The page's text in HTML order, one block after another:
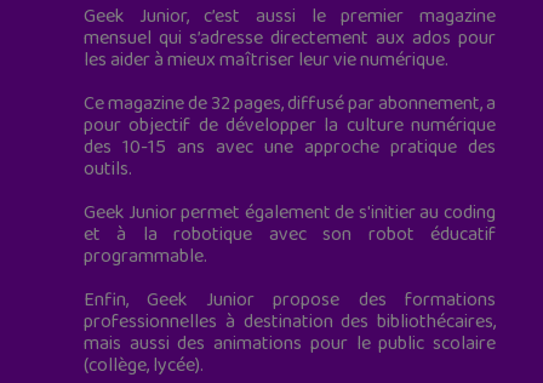
Geek Junior, c’est aussi le premier magazine
mensuel qui s’adresse directement aux ados pour
les aider à mieux maîtriser leur vie numérique.
Ce magazine de 32 pages, diffusé par abonnement, a
pour objectif de développer la culture numérique
des 10-15 ans avec une approche pratique des
outils.
Geek Junior permet également de s'initier au coding
et à la robotique avec son robot éducatif
programmable.
Enfin, Geek Junior propose des formations
professionnelles à destination des bibliothécaires,
mais aussi des animations pour le public scolaire
(collège, lycée).